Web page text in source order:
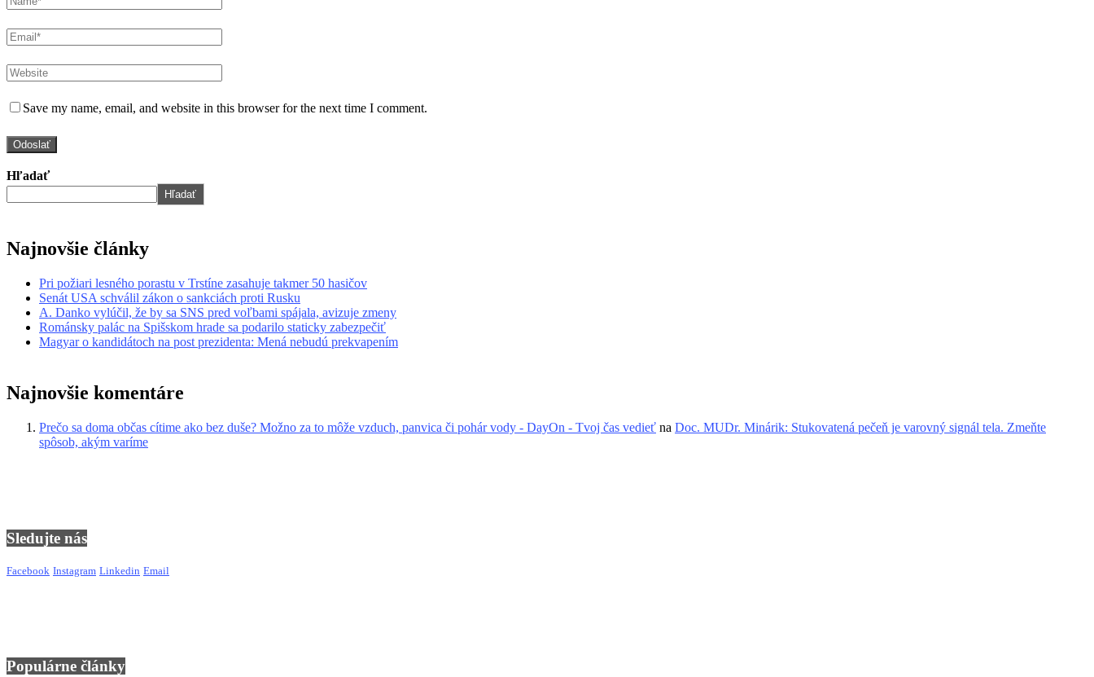
Save my name, email, and website in this browser for the next time I comment.
Hľadať
Hľadať
Najnovšie články
Pri požiari lesného porastu v Trstíne zasahuje takmer 50 hasičov
Senát USA schválil zákon o sankciách proti Rusku
A. Danko vylúčil, že by sa SNS pred voľbami spájala, avizuje zmeny
Románsky palác na Spišskom hrade sa podarilo staticky zabezpečiť
Magyar o kandidátoch na post prezidenta: Mená nebudú prekvapením
Najnovšie komentáre
Prečo sa doma občas cítime ako bez duše? Možno za to môže vzduch, panvica či pohár vody - DayOn - Tvoj čas vedieť na Doc. MUDr. Minárik: Stukovatená pečeň je varovný signál tela. Zmeňte
spôsob, akým varíme
Sledujte nás
Facebook Instagram Linkedin Email
Populárne články